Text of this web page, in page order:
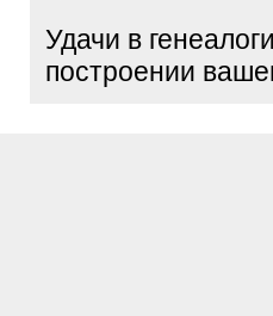
Удачи в
построении